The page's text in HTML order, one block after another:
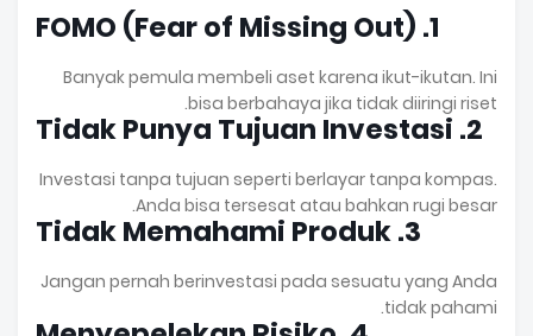
1. FOMO (Fear of Missing Out)
Banyak pemula membeli aset karena ikut-ikutan. Ini
bisa berbahaya jika tidak diiringi riset.
2. Tidak Punya Tujuan Investasi
Investasi tanpa tujuan seperti berlayar tanpa kompas.
Anda bisa tersesat atau bahkan rugi besar.
3. Tidak Memahami Produk
Jangan pernah berinvestasi pada sesuatu yang Anda
tidak pahami.